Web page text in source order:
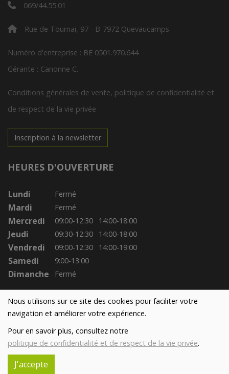
Nous utilisons sur ce site des cookies pour faciliter votre
navigation et améliorer votre expérience.
Pour en savoir plus, consultez notre
politique de confidentialité et de respect de la vie privée.
J'accepte
069/44.55.01
Rue de Tournai, 97 - B-7972 Quevaucamps
Numéro d'entreprise : BE 0501.970.644
Gérante : Canonne C.
Conditions générales de vente, politique de confidentialité et
de respect de la vie privée
Inscription à la newsletter
HEURES D'OUVERTURE
Lundi Fermé
Mardi Fermé
Mercredi 09:00-12:30 14:00-18:00
Jeudi 09:30-12:30 14:00-18:00
Vendredi 09:00-12:30 14:00-19:00
Samedi 9:00-13:00
Dimanche Fermé